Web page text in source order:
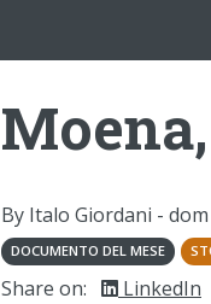
By Italo Giordani -
DOCUMENTO DEL MESE
Share on: LinkedIn